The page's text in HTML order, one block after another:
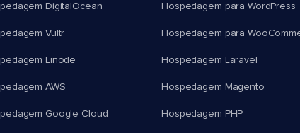
DigitalOcean
Vultr
Linode
AWS
Google Cloud
Hospedagem para WordPress
Hospedagem para
Hospedagem Laravel
Hospedagem Magento
Hospedagem PHP